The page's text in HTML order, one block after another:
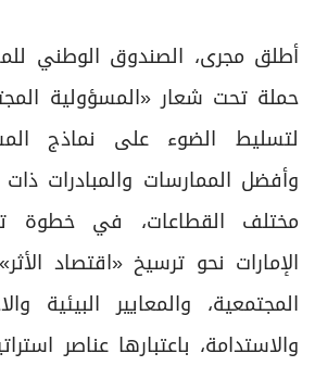
عدد اليوم
مواقيت الصلاة
الأحوال الجوية
أطلق مجرى، الصندوق الوطني
حملة تحت شعار «المسؤولية
لتسليط الضوء على نماذج
وأفضل الممارسات والمبادرات
مختلف القطاعات، في خطوة
الإمارات نحو ترسيخ «اقتصاد
المجتمعية، والمعايير البيئية
والاستدامة، باعتبارها عناصر